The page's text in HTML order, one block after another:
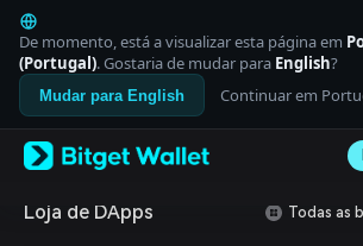
English
日本語
Tiếng Việt
Русский
Español (Latinoamérica)
Italiano
Deutsch
De momento, está a visualizar esta página em
(Portugal). Gostaria de mudar para English?
Mudar para English Continuar em
Loja de DApps Todas as